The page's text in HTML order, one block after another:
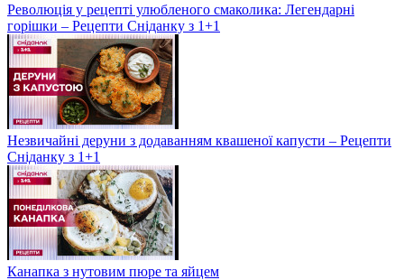
Революція у рецепті улюбленого смаколика: Легендарні
горішки – Рецепти Сніданку з 1+1
Незвичайні деруни з додаванням квашеної капусти – Рецепти
Сніданку з 1+1
Канапка з нутовим пюре та яйцем